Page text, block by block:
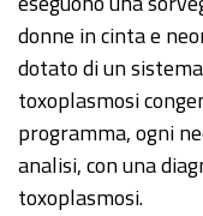
donne in cinta e
dotato di un
toxoplasmosi
programma, ogni
analisi, con una
toxoplasmosi.